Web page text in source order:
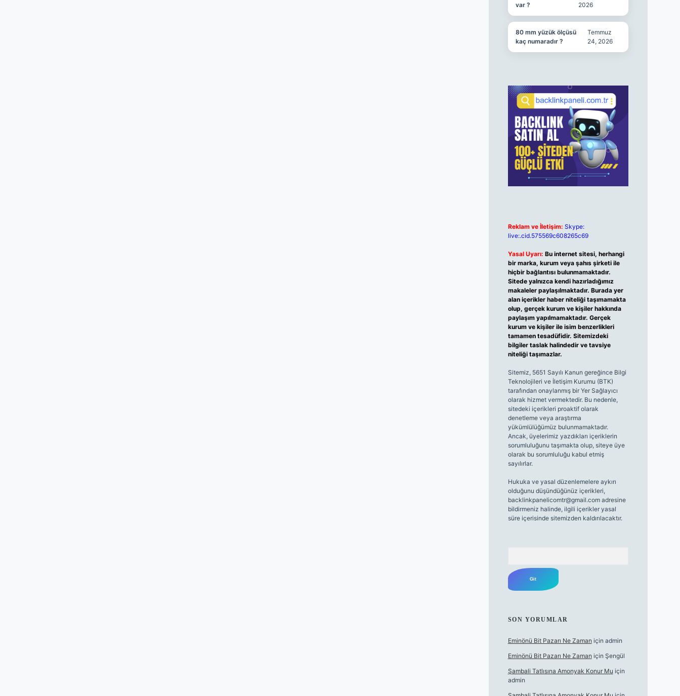
var ?
2026
80 mm yüzük ölçüsü
kaç numaradır ?
Temmuz
24, 2026
Reklam ve İletişim: Skype:
live:.cid.575569c608265c69
Yasal Uyarı: Bu internet sitesi, herhangi
bir marka, kurum veya şahıs şirketi ile
hiçbir bağlantısı bulunmamaktadır.
Sitede yalnızca kendi hazırladığımız
makaleler paylaşılmaktadır. Burada yer
alan içerikler haber niteliği taşımamakta
olup, gerçek kurum ve kişiler hakkında
paylaşım yapılmamaktadır. Gerçek
kurum ve kişiler ile isim benzerlikleri
tamamen tesadüfidir. Sitemizdeki
bilgiler taslak halindedir ve tavsiye
niteliği taşımazlar.
Sitemiz, 5651 Sayılı Kanun gereğince Bilgi
Teknolojileri ve İletişim Kurumu (BTK)
tarafından onaylanmış bir Yer Sağlayıcı
olarak hizmet vermektedir. Bu nedenle,
sitedeki içerikleri proaktif olarak
denetleme veya araştırma
yükümlülüğümüz bulunmamaktadır.
Ancak, üyelerimiz yazdıkları içeriklerin
sorumluluğunu taşımakta olup, siteye üye
olarak bu sorumluluğu kabul etmiş
sayılırlar.
Hukuka ve yasal düzenlemelere aykırı
olduğunu düşündüğünüz içerikleri,
backlinkpanelicomtr@gmail.comadresine
bildirmeniz halinde, ilgili içerikler yasal
süre içerisinde sitemizden kaldırılacaktır.
SON YORUMLAR
Eminönü Bit Pazarı Ne Zaman için admin
Eminönü Bit Pazarı Ne Zaman için Şengül
Şambali Tatlısına Amonyak Konur Mu için
admin